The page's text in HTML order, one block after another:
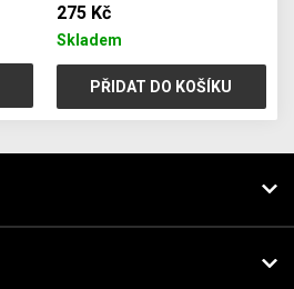
275 Kč
Skladem
PŘIDAT DO KOŠÍKU